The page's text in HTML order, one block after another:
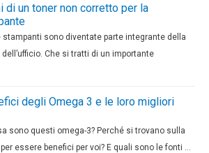
di un toner non corretto per la
stampanti sono diventate parte integrante della
Che si tratti di un importante
degli Omega 3 e le loro migliori
sono questi omega-3? Perché si trovano sulla
essere benefici per voi? E quali sono le fonti …